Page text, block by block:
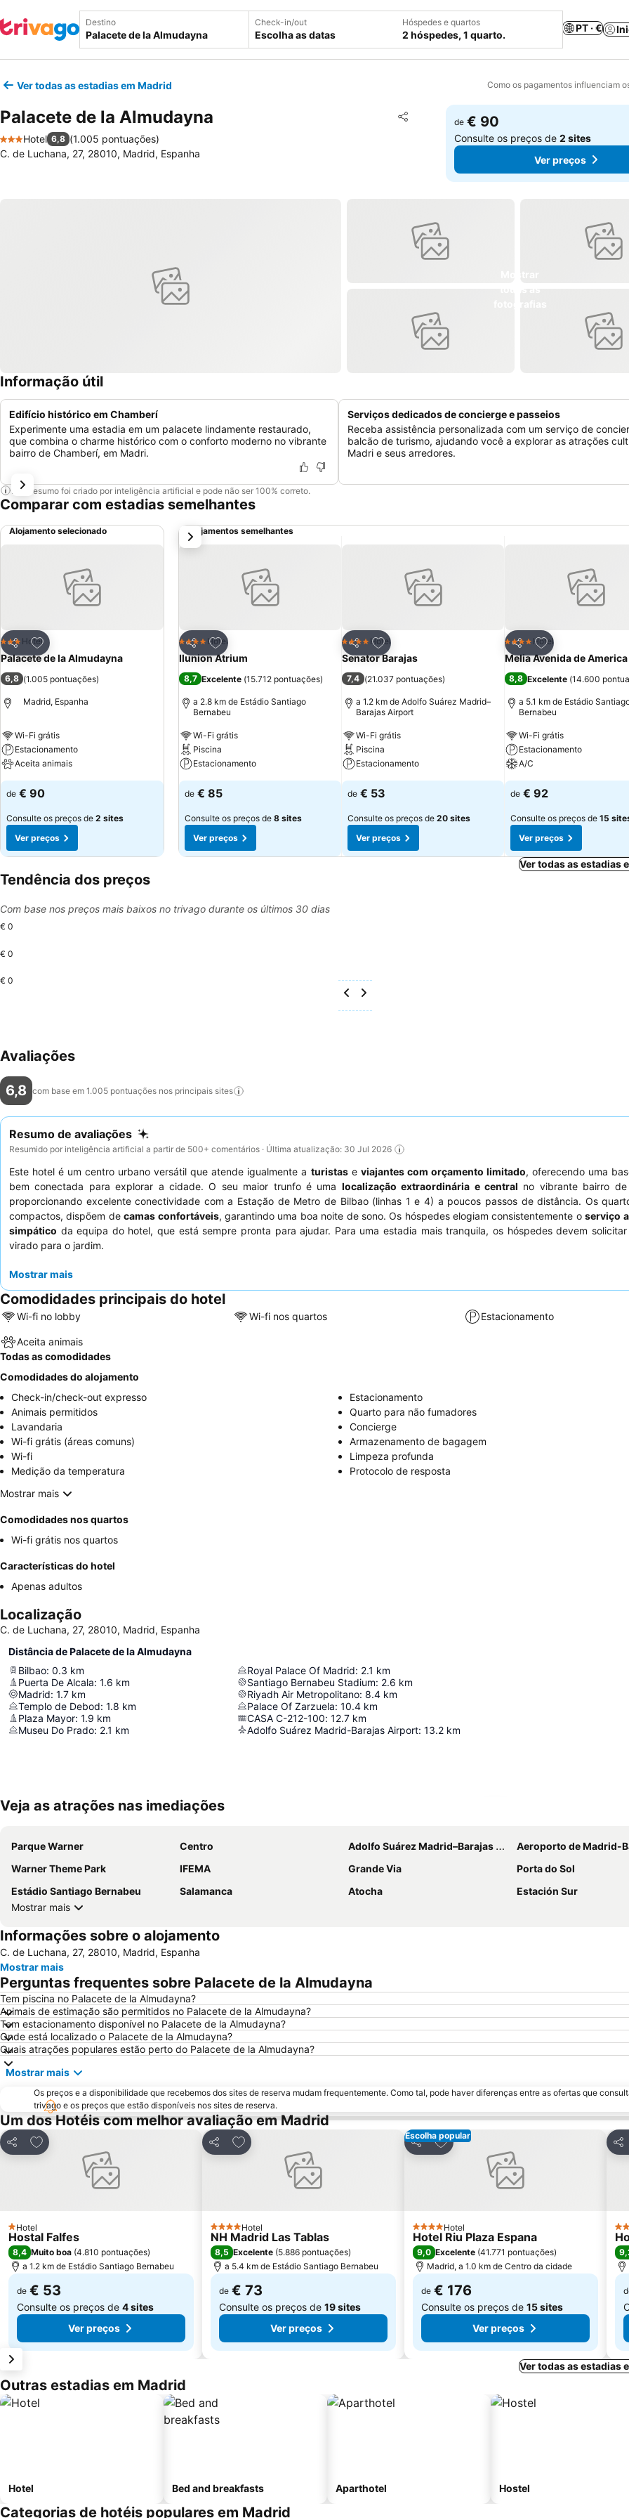
Destino Check-in/out
Escolha as datas
Hóspedes e quartos
2 hóspedes, 1 quarto.
PT · €
Ver todas as estadias em Madrid Como os pagamentos influenciam
Palacete de la Almudayna Partilhar
Adicionar aos favoritos
3 Estrelas
Hotel 6,8 (1.005 pontuações)
C. de Luchana, 27, 28010, Madrid, Espanha
de € 90
Consulte os preços de2 sites
Ver preços
Informação útil
Edifício histórico em Chamberí
Experimente uma estadia em um palacete lindamente restaurado,
que combina o charme histórico com o conforto moderno no vibrante
bairro de Chamberí, em Madri.
Serviços dedicados de concierge e passeios
Receba assistência personalizada com um serviço de
balcão de turismo, ajudando você a explorar as atrações
Madri e seus arredores.
Este resumo foi criado por inteligência artificial e pode não ser 100% correto.
Comparar com estadias semelhantes
Alojamento selecionado
Partilhar
Adicionar aos favoritos
3 Estrelas
Hotel
Palacete de la Almudayna
6,8 (1.005 pontuações)
Madrid, Espanha
Wi-Fi grátis
Estacionamento
Aceita animais
de € 90
Consulte os preços de 2 sites
Ver preços
Alojamentos semelhantes
Partilhar
Adicionar aos favoritos
4 EstrelasHotel
Ilunion Atrium
8,7 Excelente (15.712 pontuações)
a 2.8 km de Estádio Santiago
Bernabeu
Wi-Fi grátis
Piscina
Estacionamento
de € 85
Consulte os preços de 8 sites
Ver preços
Partilhar
Adicionar aos favoritos
4 EstrelasHotel
Senator Barajas
7,4 (21.037 pontuações)
a 1.2 km de Adolfo Suárez Madrid–
Barajas Airport
Wi-Fi grátis
Piscina
Estacionamento
de € 53
Consulte os preços de 20 sites
Ver preços
Partilhar
Adicionar aos
4 EstrelasHotel
Melia Avenida de America
8,8 Excelente (14.600
a 5.1 km de Estádio
Bernabeu
Wi-Fi grátis
Estacionamento
A/C
de € 92
Consulte os preços de 15
Ver preços
próximo
Ver todas as estadias
Tendência dos preços
Com base nos preços mais baixos no trivago durante os últimos 30 dias
€ 0
€ 0
€ 0
Avaliações
6,8 com base em 1.005 pontuações nos principais sites
Resumo de avaliações
Resumido por inteligência artificial a partir de 500+ comentários · Última atualização: 30 Jul 2026
Este hotel é um centro urbano versátil que atende igualmente a turistase viajantes com orçamento limitado, oferecendo uma
bem conectada para explorar a cidade. O seu maior trunfo é uma localização extraordinária e central no vibrante bairro de
proporcionando excelente conectividade com a Estação de Metro de Bilbao (linhas 1 e 4) a poucos passos de distância. Os
compactos, dispõem decamas confortáveis, garantindo uma boa noite de sono. Os hóspedes elogiam consistentemente oserviço
simpático da equipa do hotel, que está sempre pronta para ajudar. Para uma estadia mais tranquila, os hóspedes devem
virado para o jardim.
Mostrar mais
Comodidades principais do hotel
Wi-fi no lobby Wi-fi nos quartos Estacionamento
Aceita animais
Todas as comodidades
Comodidades do alojamento
Check-in/check-out expresso
Estacionamento
Animais permitidos
Quarto para não fumadores
Lavandaria
Concierge
Wi-fi grátis (áreas comuns)
Armazenamento de bagagem
Wi-fi
Limpeza profunda
Medição da temperatura
Protocolo de resposta
Mostrar mais
Comodidades nos quartos
Wi-fi grátis nos quartos
Características do hotel
Apenas adultos
Localização
C. de Luchana, 27, 28010, Madrid, Espanha
Distância de Palacete de la Almudayna
Bilbao: 0.3 km
Puerta De Alcala: 1.6 km
Madrid: 1.7 km
Templo de Debod: 1.8 km
Plaza Mayor: 1.9 km
Museu Do Prado: 2.1 km
Royal Palace Of Madrid: 2.1 km
Santiago Bernabeu Stadium: 2.6 km
Riyadh Air Metropolitano: 8.4 km
Palace Of Zarzuela: 10.4 km
CASA C-212-100: 12.7 km
Adolfo Suárez Madrid-Barajas Airport: 13.2 km
Veja as atrações nas imediações
Parque Warner Centro Adolfo Suárez Madrid–Barajas Airport
Aeroporto de Madrid-
Warner Theme Park
IFEMA Grande Via
Porta do Sol
Estádio Santiago Bernabeu
Salamanca Atocha
Estación Sur
Mostrar mais
Informações sobre o alojamento
C. de Luchana, 27, 28010, Madrid, Espanha
Mostrar mais
Perguntas frequentes sobre Palacete de la Almudayna
Tem piscina no Palacete de la Almudayna?
Animais de estimação são permitidos no Palacete de la Almudayna?
Tem estacionamento disponível no Palacete de la Almudayna?
Onde está localizado o Palacete de la Almudayna?
Quais atrações populares estão perto do Palacete de la Almudayna?
Mostrar mais
Os preços e a disponibilidade que recebemos dos sites de reserva mudam frequentemente. Como tal, pode haver diferenças entre as ofertas que
trivago e os preços que estão disponíveis nos sites de reserva.
Um dos Hotéis com melhor avaliação em Madrid
Partilhar
Adicionar aos favoritos
1 Estrelas
Hotel
Hostal Falfes
8,4 Muito boa (4.810 pontuações)
a 1.2 km de Estádio Santiago Bernabeu
de € 53
Consulte os preços de 4 sites
Ver preços
Partilhar
Adicionar aos favoritos
4 Estrelas
Hotel
NH Madrid Las Tablas
8,5 Excelente (5.886 pontuações)
a 5.4 km de Estádio Santiago Bernabeu
de € 73
Consulte os preços de 19 sites
Ver preços
Escolha popular
Partilhar
Adicionar aos favoritos
4 Estrelas
Hotel
Hotel Riu Plaza Espana
9,0 Excelente (41.771 pontuações)
Madrid, a 1.0 km de Centro da cidade
de € 176
Consulte os preços de 15 sites
Ver preços
4
Ver todas as estadias
Outras estadias em Madrid
Hotel Bed and breakfasts Aparthotel Hostel
Categorias de hotéis populares em Madrid